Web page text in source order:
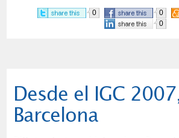
0 0
0
Desde el IGC
Barcelona